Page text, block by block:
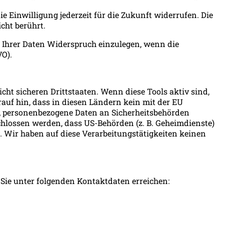
Einwilligung jederzeit für die Zukunft widerrufen. Die
berührt.
Ihrer Daten Widerspruch einzulegen, wenn die
sicheren Drittstaaten. Wenn diese Tools aktiv sind,
hin, dass in diesen Ländern kein mit der EU
Daten an Sicherheitsbehörden
werden, dass US-Behörden (z. B. Geheimdienste)
haben auf diese Verarbeitungstätigkeiten keinen
unter folgenden Kontaktdaten erreichen: